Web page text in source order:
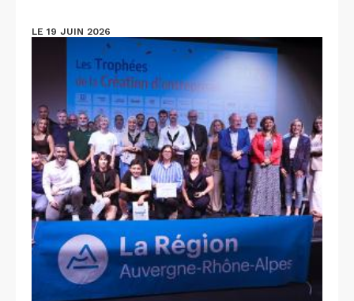
LE 19 JUIN 2026